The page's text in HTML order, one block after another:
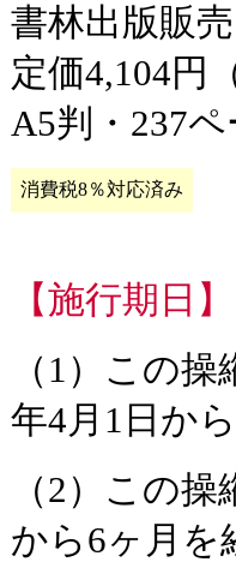
書林出版販売
定価4,104円
A5判・237
消費税8％対応済み
【施行期日】
（1）この
年4月1日か
（2）この
から6ヶ月を